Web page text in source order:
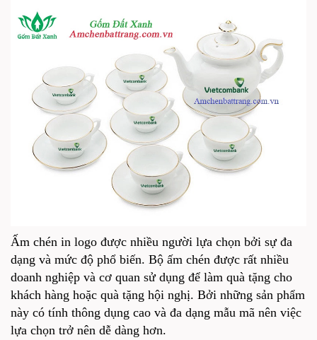
Ấm chén in logo được nhiều người lựa chọn bởi sự đa
dạng và mức độ phổ biến. Bộ ấm chén được rất nhiều
doanh nghiệp và cơ quan sử dụng để làm quà tặng cho
khách hàng hoặc quà tặng hội nghị. Bởi những sản phẩm
này có tính thông dụng cao và đa dạng mẫu mã nên việc
lựa chọn trở nên dễ dàng hơn.